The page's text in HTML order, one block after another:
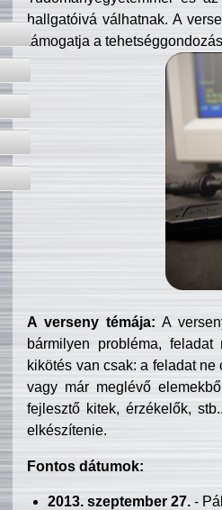
hallgatóivá válhatnak. A
támogatja a
A verseny témája: A
bármilyen probléma, feladat
kikötés van csak: a feladat
vagy már meglévő
fejlesztő kitek, érzékelők,
elkészítenie.
Fontos dátumok:
2013. szeptember 27.-